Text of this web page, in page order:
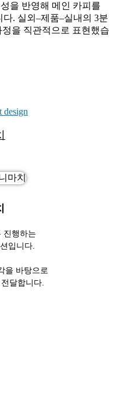
을 반영해 메인 카피를
다. 실외–제품–실내의 3분
을 직관적으로 표현했습
진행하는
입니다.
을 바탕으로
달합니다.